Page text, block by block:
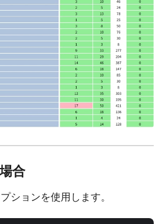
合
ションを使用します。